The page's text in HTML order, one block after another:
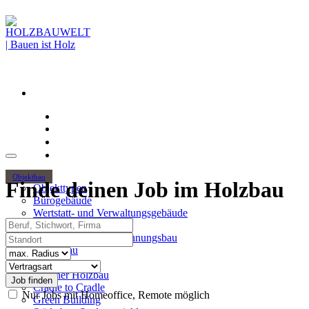
Objektbau
Objekttypen
Bürogebäude
Wertstatt- und Verwaltungsgebäude
Holzhochhäuser
Mehrgeschossiger Wohnungsbau
Hallenbau
Themen
Urbaner Holzbau
Cradle to Cradle
Green Building
Finde deinen Job im Holzbau
Beruf, Stichwort, Firma
Standort
Radius
Vertragsart
Nur Jobs mit Homeoffice, Remote möglich